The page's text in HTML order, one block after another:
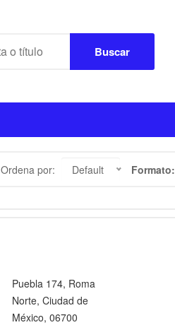
Buscar
Ordena por: Default Formato:
Puebla 174, Roma
Norte, Ciudad de
México, 06700